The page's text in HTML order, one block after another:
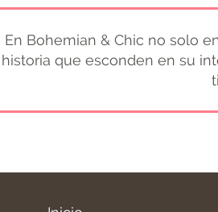
En Bohemian & Chic no solo
historia que esconden en su